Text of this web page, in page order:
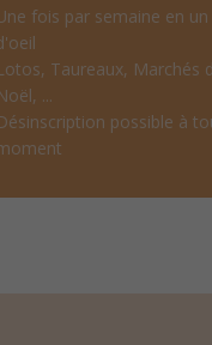
fois par semaine en
Taureaux, Marchés
...
possible à